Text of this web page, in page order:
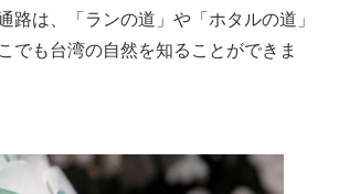
路は、「ランの道」や「ホタルの道」
でも台湾の自然を知ることができま